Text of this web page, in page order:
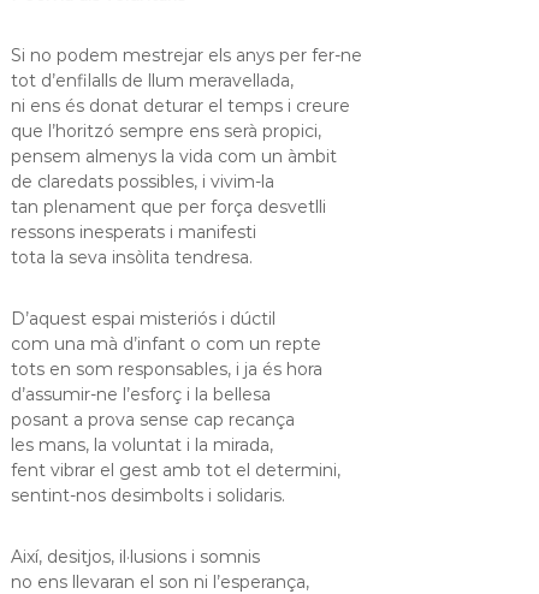
d
e
L
l
o
b
e
a
t
c
i
ó
d
E
s
p
l
u
e
s
d
L
l
o
b
r
a
t
Si no podem mestrejar els anys per fer-ne
tot d’enfilalls de llum meravellada,
ni ens és donat deturar el temps i creure
que l’horitzó sempre ens serà propici,
pensem almenys la vida com un àmbit
de claredats possibles, i vivim-la
tan plenament que per força desvetlli
ressons inesperats i manifesti
tota la seva insòlita tendresa.
D’aquest espai misteriós i dúctil
com una mà d’infant o com un repte
tots en som responsables, i ja és hora
d’assumir-ne l’esforç i la bellesa
posant a prova sense cap recança
les mans, la voluntat i la mirada,
fent vibrar el gest amb tot el determini,
sentint-nos desimbolts i solidaris.
Així, desitjos, il·lusions i somnis
no ens llevaran el son ni l’esperança,